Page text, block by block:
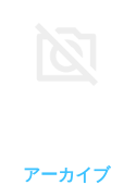
アーカイブ